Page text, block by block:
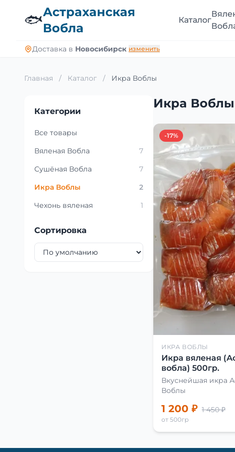
🐟Астраханская
Вобла
Каталог
Доставка в Новосибирск изменить
Главная / Каталог / Икра Воблы
Категории
Все товары
Вяленая Вобла
7
Сушёная Вобла
7
Икра Воблы
2
Чехонь вяленая
1
Сортировка
Икра Воблы
-17%
ИКРА ВОБЛЫ
Икра вяленая
вобла) 500гр.
Вкуснейшая икра
Воблы
1 200 ₽ 1 450 ₽
от 500гр